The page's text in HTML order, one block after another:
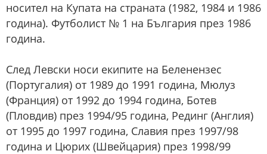
носител на Купата на страната (1982, 1984 и 1986
година). Футболист № 1 на България през 1986
година.
След Левски носи екипите на Беленензес
(Португалия) от 1989 до 1991 година, Мюлуз
(Франция) от 1992 до 1994 година, Ботев
(Пловдив) през 1994/95 година, Рединг (Англия)
от 1995 до 1997 година, Славия през 1997/98
година и Цюрих (Швейцария) през 1998/99